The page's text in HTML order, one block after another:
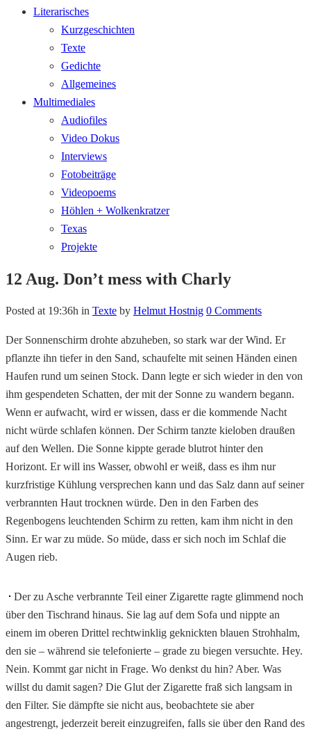
Literarisches
Kurzgeschichten
Texte
Gedichte
Allgemeines
Multimediales
Audiofiles
Video Dokus
Interviews
Fotobeiträge
Videopoems
Höhlen + Wolkenkratzer
Texas
Projekte
12 Aug. Don’t mess with Charly
Posted at 19:36h in Texte by Helmut Hostnig 0 Comments
Der Sonnenschirm drohte abzuheben, so stark war der Wind. Er
pflanzte ihn tiefer in den Sand, schaufelte mit seinen Händen einen
Haufen rund um seinen Stock. Dann legte er sich wieder in den von
ihm gespendeten Schatten, der mit der Sonne zu wandern begann.
Wenn er aufwacht, wird er wissen, dass er die kommende Nacht
nicht würde schlafen können. Der Schirm tanzte kieloben draußen
auf den Wellen. Die Sonne kippte gerade blutrot hinter den
Horizont. Er will ins Wasser, obwohl er weiß, dass es ihm nur
kurzfristige Kühlung versprechen kann und das Salz dann auf seiner
verbrannten Haut trocknen würde. Den in den Farben des
Regenbogens leuchtenden Schirm zu retten, kam ihm nicht in den
Sinn. Er war zu müde. So müde, dass er sich noch im Schlaf die
Augen rieb.
Der zu Asche verbrannte Teil einer Zigarette ragte glimmend noch
über den Tischrand hinaus. Sie lag auf dem Sofa und nippte an
einem im oberen Drittel rechtwinklig geknickten blauen Strohhalm,
den sie – während sie telefonierte – grade zu biegen versuchte. Hey.
Nein. Kommt gar nicht in Frage. Wo denkst du hin? Aber. Was
willst du damit sagen? Die Glut der Zigarette fraß sich langsam in
den Filter. Sie dämpfte sie nicht aus, beobachtete sie aber
angestrengt, jederzeit bereit einzugreifen, falls sie über den Rand des